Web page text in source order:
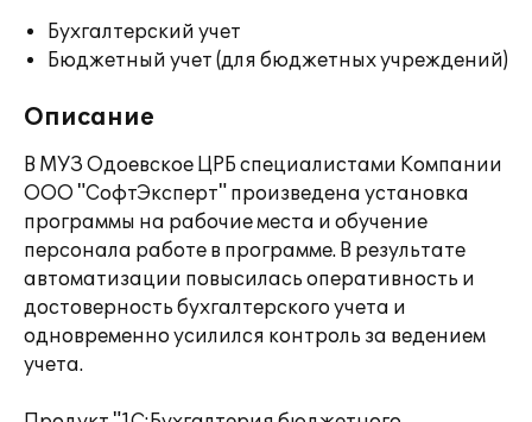
Бухгалтерский учет
Бюджетный учет (для бюджетных учреждений)
Описание
В МУЗ Одоевское ЦРБ специалистами Компании
ООО "СофтЭксперт" произведена установка
программы на рабочие места и обучение
персонала работе в программе. В результате
автоматизации повысилась оперативность и
достоверность бухгалтерского учета и
одновременно усилился контроль за ведением
учета.